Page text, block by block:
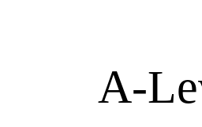
A-